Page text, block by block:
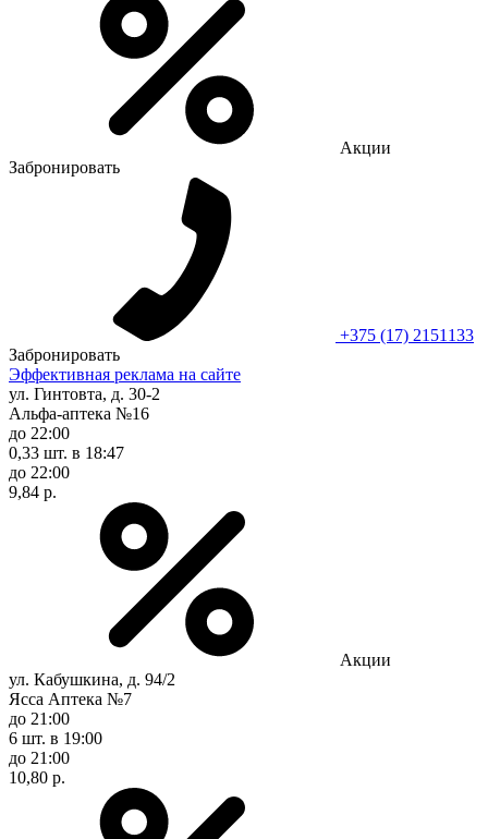
Акции
Забронировать
+375 (17) 2151133
Забронировать
Эффективная реклама на сайте
ул. Гинтовта, д. 30-2
Альфа-аптека №16
до 22:00
0,33 шт. в 18:47
до 22:00
9,84 р.
Акции
ул. Кабушкина, д. 94/2
Ясса Аптека №7
до 21:00
6 шт. в 19:00
до 21:00
10,80 р.